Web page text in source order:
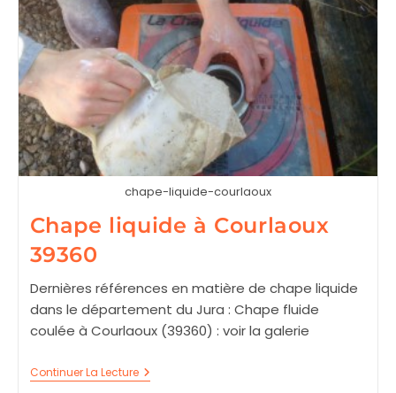
chape-liquide-courlaoux
Chape liquide à Courlaoux
39360
Dernières références en matière de chape liquide
dans le département du Jura : Chape fluide
coulée à Courlaoux (39360) : voir la galerie
Continuer La LectureChape
Liquide